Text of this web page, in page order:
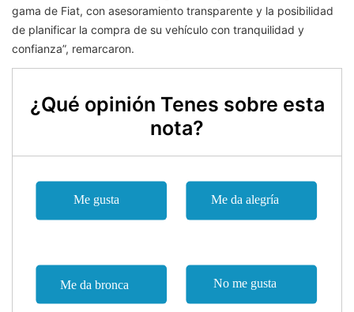
gama de Fiat, con asesoramiento transparente y la posibilidad
de planificar la compra de su vehículo con tranquilidad y
confianza”, remarcaron.
¿Qué opinión Tenes sobre esta
nota?